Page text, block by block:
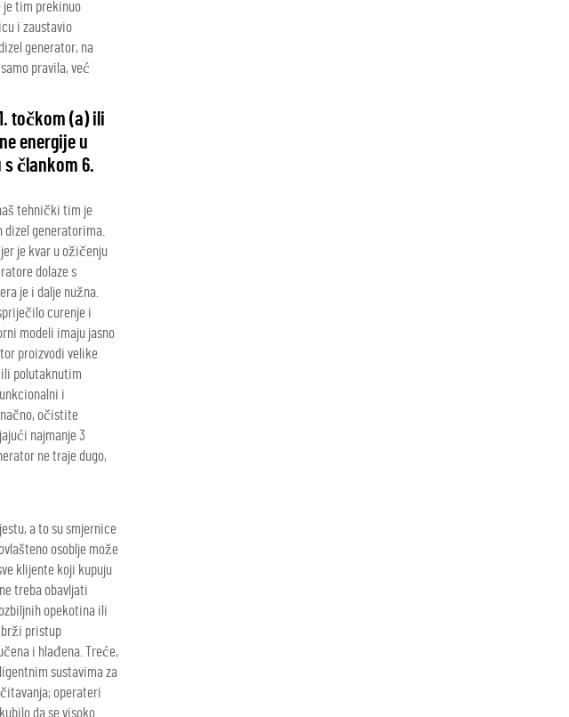
je tim prekinuo
i zaustavio
generator, na
pravila, već
točkom (a) ili
energije u
člankom 6.
tehnički tim je
dizel generatorima.
je kvar u ožičenju
dolaze s
je i dalje nužna.
curenje i
modeli imaju jasno
proizvodi velike
polutaknutim
i
očistite
najmanje 3
ne traje dugo,
a to su smjernice
osoblje može
klijente koji kupuju
treba obavljati
opekotina ili
brži pristup
i hlađena. Treće,
sustavima za
operateri
da se visoko